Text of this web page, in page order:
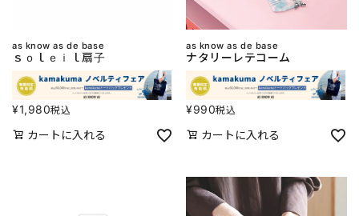
as know as de base
ｓｏｌｅｉｌ扇子
¥1,980税込
カートに入れる
as know as de base
ナタリーレテコーム
¥990税込
カートに入れる